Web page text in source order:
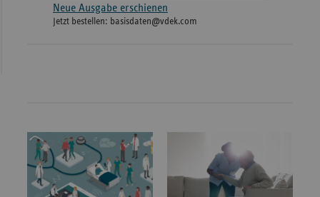
Neue Ausgabe erschienen
Jetzt bestellen: basisdaten@vdek.com